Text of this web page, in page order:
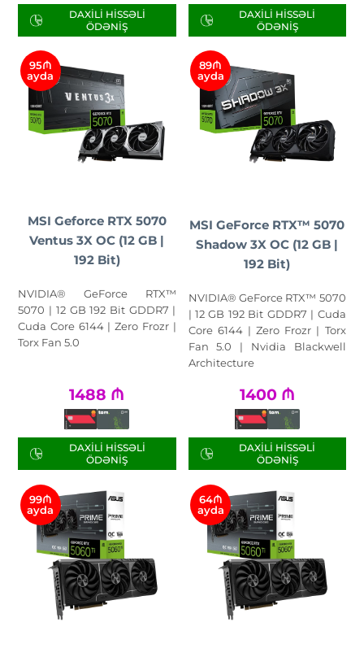
DAXILI HISSƏLI
ÖDƏNIŞ
DAXILI HISSƏLI
ÖDƏNIŞ
95₼
ayda
MSI Geforce RTX 5070
Ventus 3X OC (12 GB |
192 Bit)
NVIDIA® GeForce RTX™
5070 | 12 GB 192 Bit GDDR7 |
Cuda Core 6144 | Zero Frozr |
Torx Fan 5.0
1488 ₼
DAXILI HISSƏLI
ÖDƏNIŞ
89₼
ayda
MSI GeForce RTX™ 5070
Shadow 3X OC (12 GB |
192 Bit)
NVIDIA® GeForce RTX™ 5070
| 12 GB 192 Bit GDDR7 | Cuda
Core 6144 | Zero Frozr | Torx
Fan 5.0 | Nvidia Blackwell
Architecture
1400 ₼
DAXILI HISSƏLI
ÖDƏNIŞ
99₼
ayda
64₼
ayda